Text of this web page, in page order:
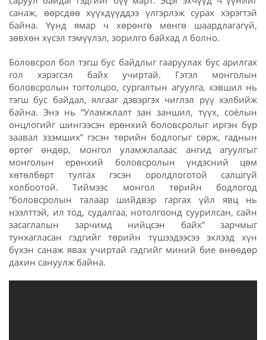
санаж, өөрсдөө хүүхдүүддээ үлгэрлэж сурах хэрэгтэй
байна. Үүнд ямар ч хөрөнгө мөнгө шаардлагагүй,
зөвхөн хүсэл тэмүүлэл, зорилго байхад л болно.
Боловсрол бол тэгш бус байдлыг гааруулах бус арилгах
гол хэрэгсэл байх учиртай. Гэтэл монголын
боловсролын тогтолцоо, сургалтын агуулга, хэвшил нь
тэгш бус байдал, ялгааг дэвэргэх чиглэл рүү хэлбийж
байна. Энэ нь “Уламжлалт зан заншил, түүх, соёлын
онцлогийг шингээсэн ерөнхий боловсролыг иргэн бүр
заавал эзэмших” гэсэн төрийн бодлогыг сөрж, гаднын
өртөг өндөр, монгол уламжлалаас ангид агуулгыг
монголын ерөнхий боловсролын үндэсний цөм
хөтөлбөрт тулгах гэсэн оролдлоготой салшгүй
холбоотой. Тиймээс монгол төрийн бодлогод
“боловсролын талаар шийдвэр гаргах үйл явц нь
нээлттэй, ил тод, судалгаа, нотолгоонд суурилсан, сайн
засаглалын зарчимд нийцсэн байх” зарчмыг
тунхагласан гэдгийг төрийн түшээдээсээ эхлээд хүн
бүхэн санаж явах учиртай гэдгийг миний бие өнөөдөр
дахин сануулж байна.